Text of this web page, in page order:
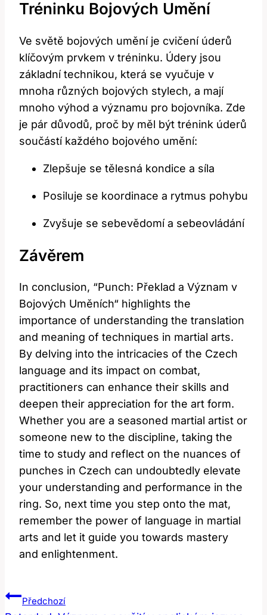
Tréninku Bojových Umění
Ve světě⁣ bojových umění je cvičení ​úderů⁢
klíčovým prvkem ​v⁣ tréninku. Údery jsou
základní technikou, která se vyučuje v⁣
mnoha různých bojových stylech, a mají
mnoho výhod a významu pro bojovníka. Zde
je pár důvodů, proč by měl​ být trénink úderů
součástí každého bojového umění:
Zlepšuje ‍se tělesná kondice a síla
Posiluje se koordinace a rytmus pohybu
Zvyšuje se sebevědomí a​ sebeovládání
Závěrem
In conclusion, ⁤“Punch: Překlad a Význam v
Bojových Uměních“‌ highlights the
importance of ​understanding the ⁤translation
and meaning ​of techniques in⁢ martial arts.
By delving into the‌ intricacies of the Czech
language and its impact on combat,
practitioners‌ can enhance their skills ⁢and
deepen their appreciation for the art form.
Whether you are a ‌seasoned martial ​artist or
someone ⁢new to the ⁤discipline, ⁢taking the
time to study and reflect on the nuances of
punches in Czech can undoubtedly elevate⁣
your ‍understanding and performance in ‌the
ring. So, next time you step onto the mat,
remember the power ​of ‍language in martial
arts and ⁢let it⁣ guide you towards mastery
and enlightenment.
Navigace
Předchozí